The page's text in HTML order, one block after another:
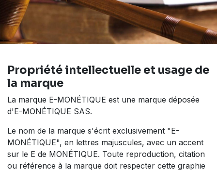
Propriété intellectuelle et usage de
la marque
La marque E-MONÉTIQUE est une marque déposée
d'E-MONÉTIQUE SAS.
Le nom de la marque s'écrit exclusivement "E-
MONÉTIQUE", en lettres majuscules, avec un accent
sur le E de MONÉTIQUE. Toute reproduction, citation
ou référence à la marque doit respecter cette graphie